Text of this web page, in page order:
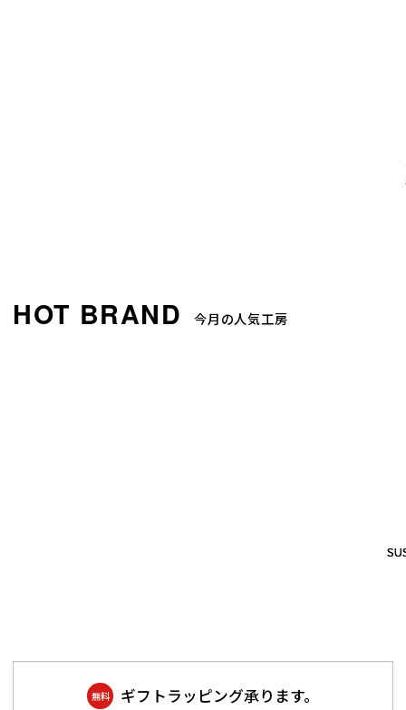
今月の人気工房
無料 ギフトラッピング承ります。